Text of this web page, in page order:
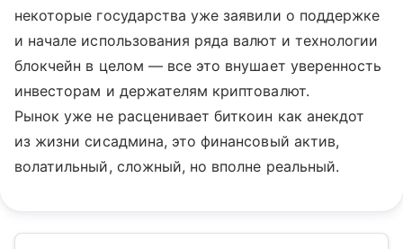
некоторые государства уже заявили о поддержке
и начале использования ряда валют и технологии
блокчейн в целом — все это внушает уверенность
инвесторам и держателям криптовалют.
Рынок уже не расценивает биткоин как анекдот
из жизни сисадмина, это финансовый актив,
волатильный, сложный, но вполне реальный.